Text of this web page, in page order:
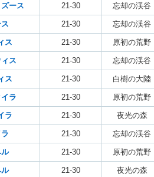
ース 21-30 忘却の渓谷
21-30 忘却の渓谷
ス 21-30 原初の荒野
ス 21-30 忘却の渓谷
ス 21-30 白樹の大陸
ラ 21-30 原初の荒野
ラ 21-30 夜光の森
21-30 忘却の渓谷
21-30 原初の荒野
21-30 夜光の森